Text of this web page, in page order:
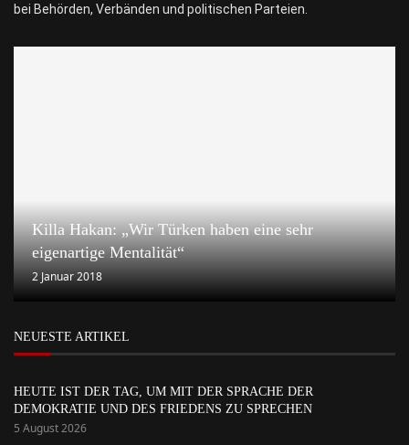
bei Behörden, Verbänden und politischen Parteien.
Killa Hakan: „Wir Türken haben eine sehr
eigenartige Mentalität“
2 Januar 2018
NEUESTE ARTIKEL
HEUTE IST DER TAG, UM MIT DER SPRACHE DER
DEMOKRATIE UND DES FRIEDENS ZU SPRECHEN
5 August 2026